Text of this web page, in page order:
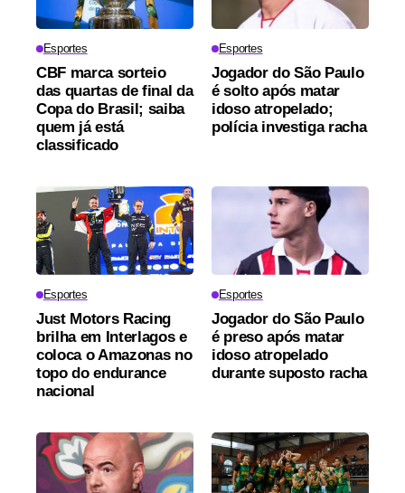
Esportes
CBF marca sorteio
das quartas de final da
Copa do Brasil; saiba
quem já está
classificado
Esportes
Jogador do São Paulo
é solto após matar
idoso atropelado;
polícia investiga racha
Esportes
Just Motors Racing
brilha em Interlagos e
coloca o Amazonas no
topo do endurance
nacional
Esportes
Jogador do São Paulo
é preso após matar
idoso atropelado
durante suposto racha